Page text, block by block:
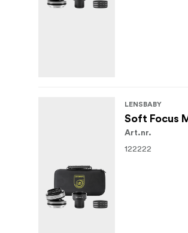
LENSBABY
Soft Focus
Art.nr.
122222